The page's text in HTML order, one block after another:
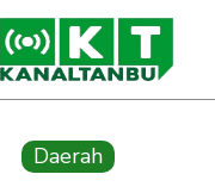
Daerah